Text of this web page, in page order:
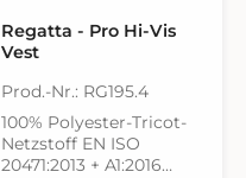
Regatta - Pro Hi-Vis
Vest
Prod.-Nr.: RG195.4
100% Polyester-Tricot-
Netzstoff EN ISO
20471:2013 + A1:2016